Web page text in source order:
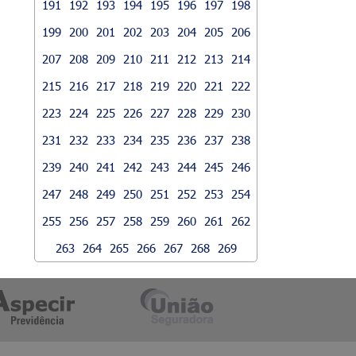
191
192 193 194 195 196 197
198
199
200 201 202 203 204 205
206
207
208 209 210 211 212 213
214
215
216 217 218 219 220 221
222
223
224 225 226 227 228 229
230
231
232 233 234 235 236 237
238
239
240 241 242 243 244 245
246
247
248 249 250 251 252 253
254
255
256 257 258 259 260 261
262
263
264 265 266 267 268 269